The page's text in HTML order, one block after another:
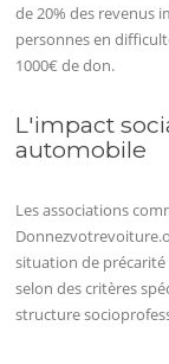
de 20% des revenus
personnes en
1000€ de don.
L'impact
automobile
Les associations
situation de
selon des critères
structure